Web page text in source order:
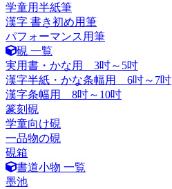
学童用半紙筆
漢字 書き初め用筆
パフォーマンス用筆
硯 一覧
実用書・かな用 3吋～5吋
漢字半紙・かな条幅用 6吋～7吋
漢字条幅用 8吋～10吋
篆刻硯
学童向け硯
一品物の硯
硯箱
書道小物 一覧
墨池